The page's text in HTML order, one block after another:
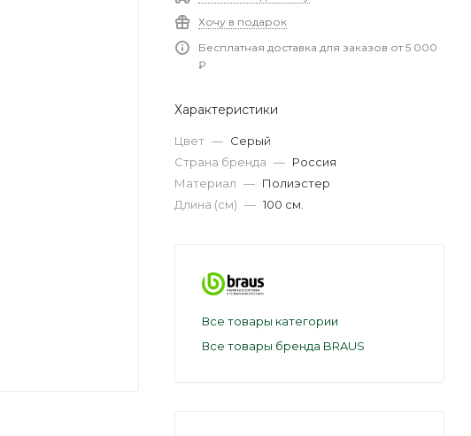
Хочу в подарок
Бесплатная доставка для заказов от 5 000
₽
Характеристики
Цвет — Серый
Страна бренда — Россия
Материал — Полиэстер
Длина (см) — 100 см.
Все товары категории
Все товары бренда BRAUS